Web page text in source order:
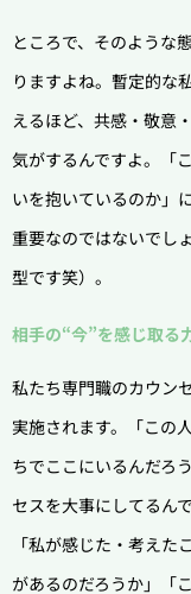
ところで、そのような
りますよね。暫定的な
えるほど、共感・敬意
気がするんですよ。「
いを抱いているのか」
重要なのではないでし
型です笑）。
相手の“今”を感じ取る
私たち専門職のカウン
実施されます。「この
ちでここにいるんだろ
セスを大事にしてるんで
「私が感じた・考え
があるのだろうか」「